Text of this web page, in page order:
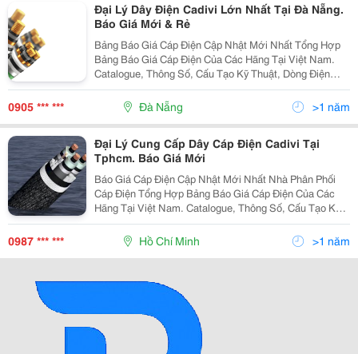
Đại Lý Dây Điện Cadivi Lớn Nhất Tại Đà Nẵng.
Báo Giá Mới & Rẻ
Bảng Báo Giá Cáp Điện Cập Nhật Mới Nhất Tổng Hợp
Bảng Báo Giá Cáp Điện Của Các Hãng Tại Việt Nam.
Catalogue, Thông Số, Cấu Tạo Kỹ Thuật, Dòng Điện
Định Mức... Xem Tiếp Website Cung Cấp Uy Tín &Amp;
Chuyên Nghiệp: Vpec.vn Vpec.vn Vpec.vn V
0905 *** *** Đà Nẵng >1 năm
Đại Lý Cung Cấp Dây Cáp Điện Cadivi Tại
Tphcm. Báo Giá Mới
Báo Giá Cáp Điện Cập Nhật Mới Nhất Nhà Phân Phối
Cáp Điện Tổng Hợp Bảng Báo Giá Cáp Điện Của Các
Hãng Tại Việt Nam. Catalogue, Thông Số, Cấu Tạo Kỹ
Thuật, Dòng Điện Định Mức... Xem Tiếp Website Cung
Cấp Uy Tín &Amp; Chuyên Nghiệp: Vpec.vn
0987 *** *** Hồ Chí Minh >1 năm